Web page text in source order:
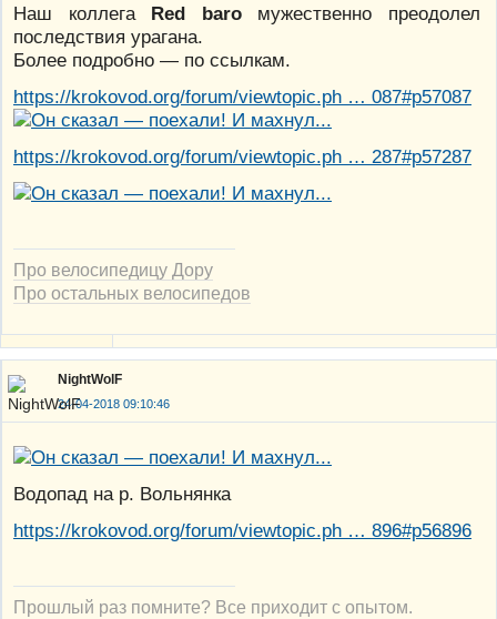
Наш коллега Red baroмужественно преодолел
последствия урагана.
Более подробно — по ссылкам.
https://krokovod.org/forum/viewtopic.ph … 087#p57087
https://krokovod.org/forum/viewtopic.ph … 287#p57287
Про велосипедицу Дору
Про остальных велосипедов
NightWolF
24-04-2018 09:10:46
Водопад на р. Вольнянка
https://krokovod.org/forum/viewtopic.ph … 896#p56896
Прошлый раз помните? Все приходит с опытом.